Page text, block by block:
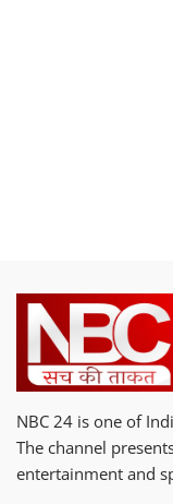
NBC 24 is one of
The channel
entertainment and